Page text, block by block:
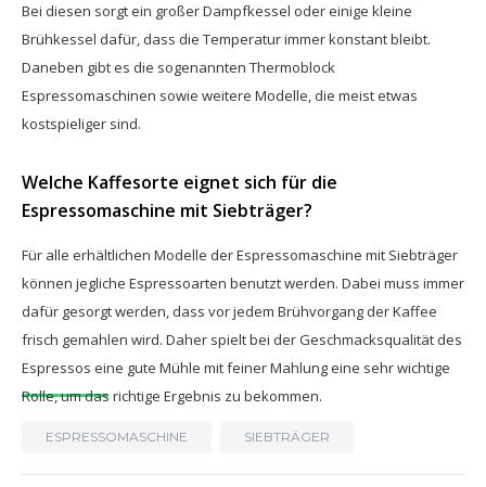
Bei diesen sorgt ein großer Dampfkessel oder einige kleine
Brühkessel dafür, dass die Temperatur immer konstant bleibt.
Daneben gibt es die sogenannten Thermoblock
Espressomaschinen sowie weitere Modelle, die meist etwas
kostspieliger sind.
Welche Kaffesorte eignet sich für die
Espressomaschine mit Siebträger?
Für alle erhältlichen Modelle der Espressomaschine mit Siebträger
können jegliche Espressoarten benutzt werden. Dabei muss immer
dafür gesorgt werden, dass vor jedem Brühvorgang der Kaffee
frisch gemahlen wird. Daher spielt bei der Geschmacksqualität des
Espressos eine gute Mühle mit feiner Mahlung eine sehr wichtige
Rolle, um das richtige Ergebnis zu bekommen.
ESPRESSOMASCHINE SIEBTRÄGER